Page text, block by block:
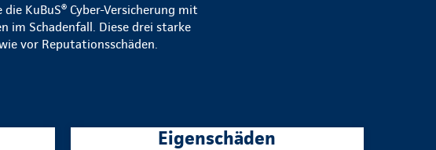
KuBuS® Cyber-Versicherung mit
im Schadenfall. Diese drei starke
vor Reputationsschäden.
Eigenschäden